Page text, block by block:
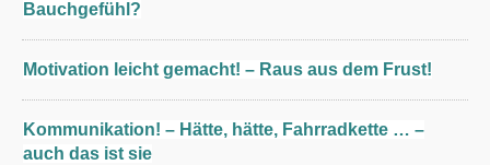
Bauchgefühl?
Motivation leicht gemacht! – Raus aus dem Frust!
Kommunikation! – Hätte, hätte, Fahrradkette … –
auch das ist sie